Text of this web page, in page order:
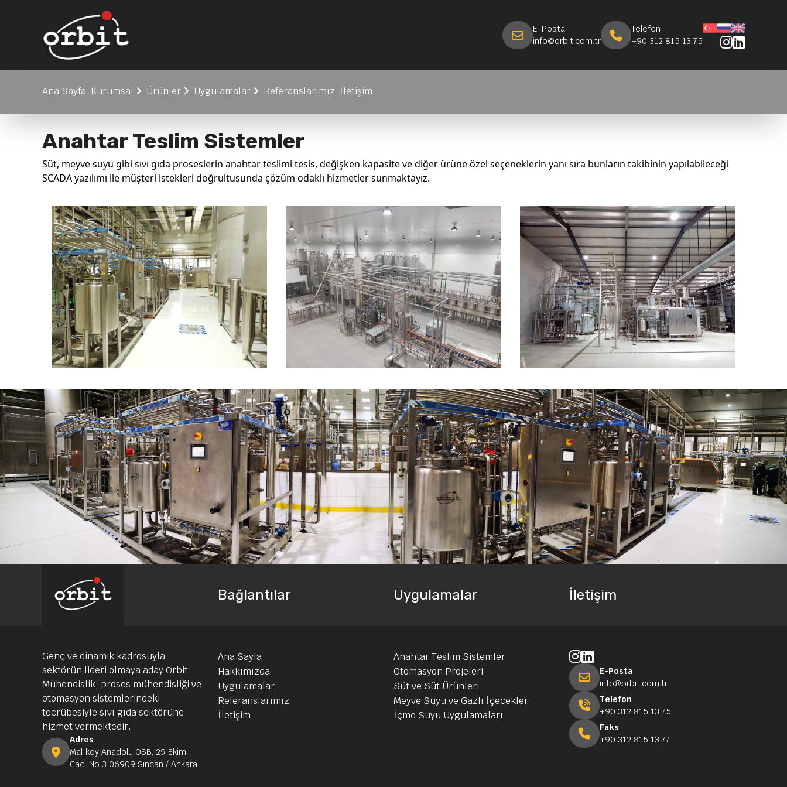
E-Posta
info@orbit.com.tr
Telefon
+90 312 815 13 75
Ana Sayfa Kurumsal Ürünler Uygulamalar Referanslarımız İletişim
Anahtar Teslim Sistemler
Süt, meyve suyu gibi sıvı gıda proseslerin anahtar teslimi tesis, değişken kapasite ve diğer ürüne özel seçeneklerin yanı sıra bunların takibinin yapılabileceği
SCADA yazılımı ile müşteri istekleri doğrultusunda çözüm odaklı hizmetler sunmaktayız.
Bağlantılar Uygulamalar İletişim
Genç ve dinamik kadrosuyla
sektörün lideri olmaya aday Orbit
Mühendislik, proses mühendisliği ve
otomasyon sistemlerindeki
tecrübesiyle sıvı gıda sektörüne
hizmet vermektedir.
Adres
Malıköy Anadolu OSB, 29 Ekim
Cad. No:3 06909 Sincan / Ankara
Ana Sayfa
Hakkımızda
Uygulamalar
Referanslarımız
İletişim
Anahtar Teslim Sistemler
Otomasyon Projeleri
Süt ve Süt Ürünleri
Meyve Suyu ve Gazlı İçecekler
İçme Suyu Uygulamaları
E-Posta
info@orbit.com.tr
Telefon
+90 312 815 13 75
Faks
+90 312 815 13 77